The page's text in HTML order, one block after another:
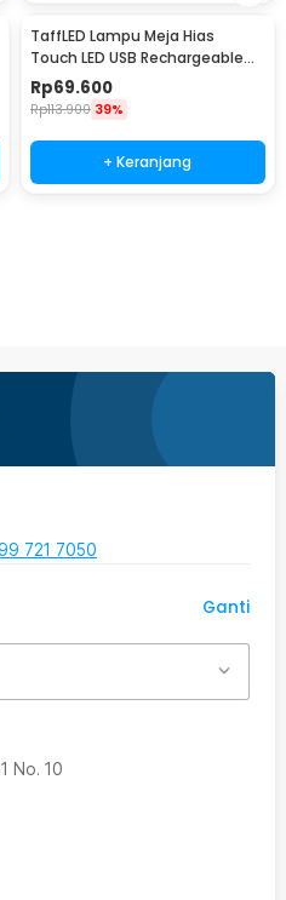
TaffLED Lampu Meja Hias
Touch LED USB Rechargeable
Tri Color 1W - BRF5
Rp69.600
Rp113.900 39%
+ Keranjang
721 7050
Ganti
No. 10